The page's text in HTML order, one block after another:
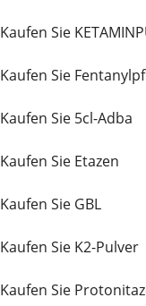
Kaufen Sie
Kaufen Sie
Kaufen Sie 5cl-Adba
Kaufen Sie Etazen
Kaufen Sie GBL
Kaufen Sie K2-Pulver
Kaufen Sie